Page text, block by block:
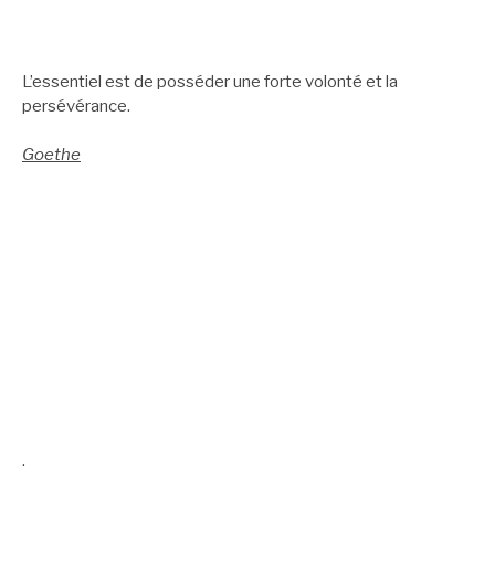
L’essentiel est de posséder une forte volonté et la
persévérance.
Goethe
.